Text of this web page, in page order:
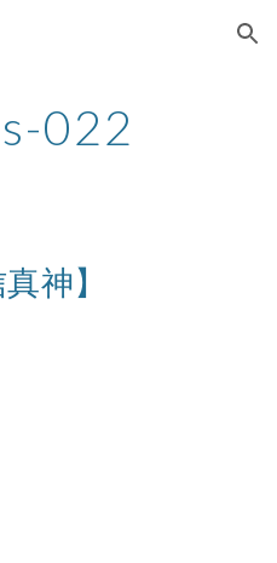
Skip to navigation
022
神】